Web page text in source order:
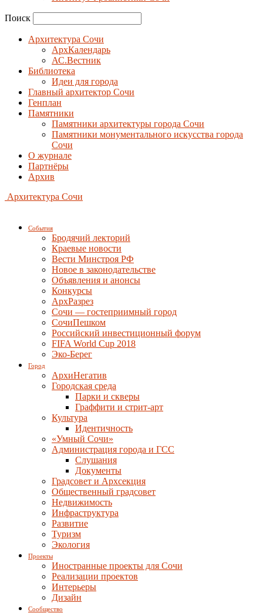
Поиск
Архитектура Сочи
АрхКалендарь
АС.Вестник
Библиотека
Идеи для города
Главный архитектор Сочи
Генплан
Памятники
Памятники архитектуры города Сочи
Памятники монументального искусства города
Сочи
О журнале
Партнёры
Архив
Архитектура Сочи
События
Бродячий лекторий
Краевые новости
Вести Минстроя РФ
Новое в законодательстве
Объявления и анонсы
Конкурсы
АрхРазрез
Сочи — гостеприимный город
СочиПешком
Российский инвестиционный форум
FIFA World Cup 2018
Эко-Берег
Город
АрхиНегатив
Городская среда
Парки и скверы
Граффити и стрит-арт
Культура
Идентичность
«Умный Сочи»
Администрация города и ГСС
Слушания
Документы
Градсовет и Архсекция
Общественный градсовет
Недвижимость
Инфраструктура
Развитие
Туризм
Экология
Проекты
Иностранные проекты для Сочи
Реализации проектов
Интерьеры
Дизайн
Сообщество